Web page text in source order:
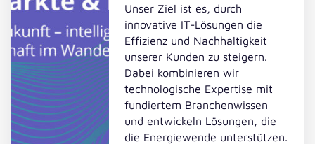
Unser Ziel ist es, durch
innovative IT-Lösungen die
Effizienz und Nachhaltigkeit
unserer Kunden zu steigern.
Dabei kombinieren wir
technologische Expertise mit
fundiertem Branchenwissen
und entwickeln Lösungen, die
die Energiewende unterstützen.